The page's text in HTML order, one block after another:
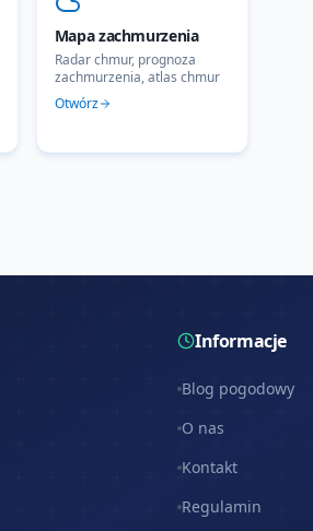
Mapa zachmurzenia
Radar chmur, prognoza
zachmurzenia, atlas chmur
Otwórz
Informacje
Blog pogodowy
O nas
Kontakt
Regulamin